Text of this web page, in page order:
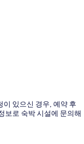
이 있으신 경우, 예약 후
보로 숙박 시설에 문의해